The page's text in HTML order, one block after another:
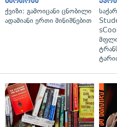
ქვიზი: გამოიცანი ცნობილი
ადამიანი ერთი მინიშნებით